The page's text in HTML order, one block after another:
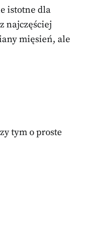
istotne dla
najczęściej
mięsień, ale
tym o proste